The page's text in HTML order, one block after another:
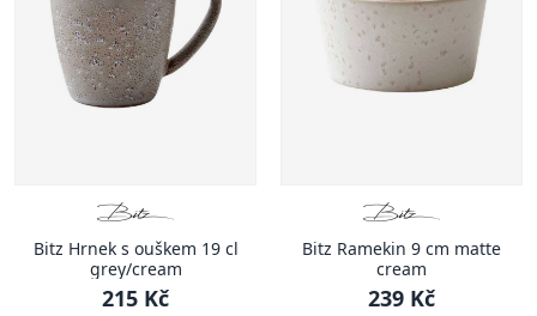
Bitz Hrnek s ouškem 19 cl
grey/cream
215 Kč
Bitz Ramekin 9 cm matte
cream
239 Kč